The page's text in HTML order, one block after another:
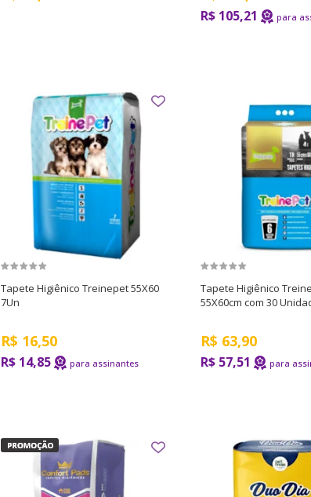
R$ 105,21
Tapete Higiênico Treinepet 55X60
7Un
R$ 16,50
R$ 14,85
Tapete Higiênico
55X60cm com 30
R$ 63,90
R$ 57,51